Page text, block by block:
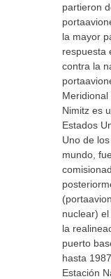
partieron
la mayor
respuesta
contra la
Nimitz es
Estados
Uno de
mundo,
nuclear) el
la
puerto
hasta
Estación